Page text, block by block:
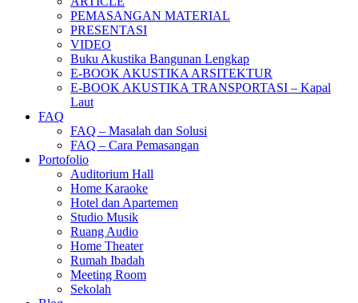
PEMASANGAN MATERIAL
PRESENTASI
VIDEO
Buku Akustika Bangunan Lengkap
E-BOOK AKUSTIKA ARSITEKTUR
E-BOOK AKUSTIKA TRANSPORTASI – Kapal
Laut
FAQ
FAQ – Masalah dan Solusi
FAQ – Cara Pemasangan
Portofolio
Auditorium Hall
Home Karaoke
Hotel dan Apartemen
Studio Musik
Ruang Audio
Home Theater
Rumah Ibadah
Meeting Room
Sekolah